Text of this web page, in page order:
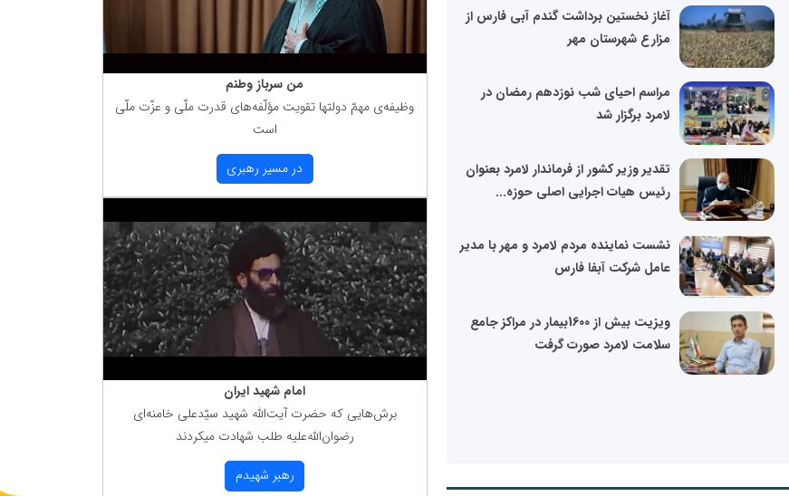
آغاز نخستین برداشت گندم آبی فارس از
مزارع شهرستان مهر
مراسم احیای شب نوزدهم رمضان در
لامرد برگزار شد
تقدیر وزیر کشور از فرماندار لامرد بعنوان
رئیس هیات اجرایی اصلی حوزه...
نشست نماینده مردم لامرد و مهر با مدیر
عامل شرکت آبفا فارس
ویزیت بیش از 1600بیمار در مراکز جامع
سلامت لامرد صورت گرفت
من سرباز وطنم
وظیفه‌ی مهمّ دولتها تقویت مؤلّفه‌های قدرت ملّی و عزّت ملّی
است
در مسیر رهبری
امام شهید ایران
برش‌هایی كه حضرت آیت‌الله شهید سیّدعلی خامنه‌ای
رضوان‌الله‌علیه طلب شهادت میكردند
رهبر شهیدم